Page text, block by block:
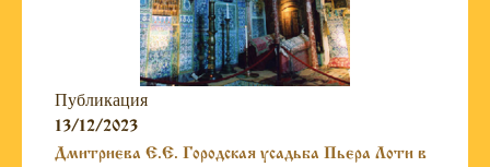
Публикация
13/12/2023
Дмитриева Е.Е. Городская усадьба Пьера Лоти в